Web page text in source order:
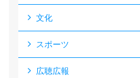
文化
スポーツ
広聴広報